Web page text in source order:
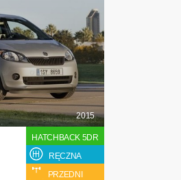
2015
HATCHBACK 5DR
RĘCZNA
PRZEDNI